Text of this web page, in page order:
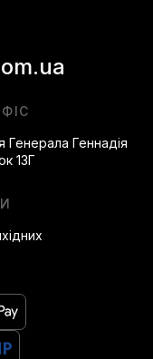
Генерала Геннадія
13Г